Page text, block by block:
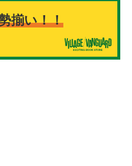
揃い！！